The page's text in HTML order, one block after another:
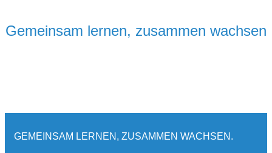
Gemeinsam lernen, zusammen wachsen
GEMEINSAM LERNEN, ZUSAMMEN WACHSEN.